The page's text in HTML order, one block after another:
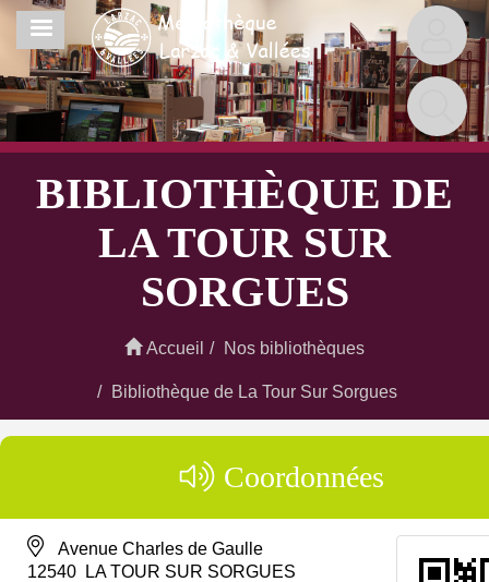
Aller
contenu
principal
MENU
BIBLIOTHÈQUE DE
LA TOUR SUR
SORGUES
Accueil Nos bibliothèques
Bibliothèque de La Tour Sur Sorgues
Coordonnées
Avenue Charles de Gaulle
12540 LA TOUR SUR SORGUES